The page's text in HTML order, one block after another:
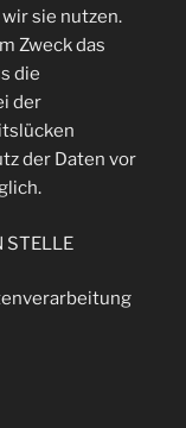
sie nutzen.
Zweck das
die
der
der Daten vor
STELLE